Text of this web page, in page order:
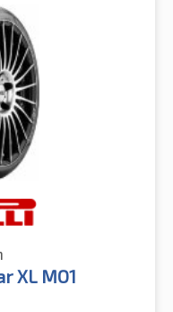
XL MO1